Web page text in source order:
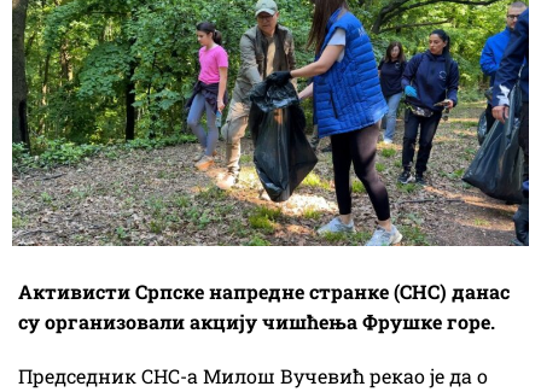
Активисти Српске напредне странке (СНС) данас
су организовали акцију чишћења Фрушке горе.
Председник СНС-а Милош Вучевић рекао је да о